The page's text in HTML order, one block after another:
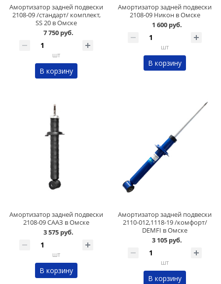
Амортизатор задней подвески
2108-09 /стандарт/ комплект,
SS 20 в Омске
7 750 руб.
шт
В корзину
Амортизатор задней подвески
2108-09 Никон в Омске
1 600 руб.
шт
В корзину
Амортизатор задней подвески
2108-09 СААЗ в Омске
3 575 руб.
шт
В корзину
Амортизатор задней подвески
2110-012,1118-19 /комфорт/
DEMFI в Омске
3 105 руб.
шт
В корзину